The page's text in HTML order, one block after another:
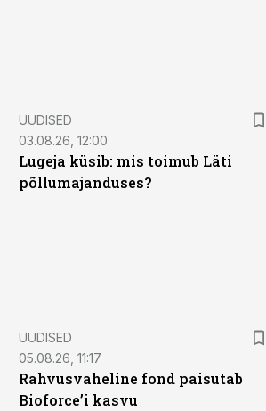
UUDISED
03.08.26, 12:00
Lugeja küsib: mis toimub Läti
põllumajanduses?
UUDISED
05.08.26, 11:17
Rahvusvaheline fond paisutab
Bioforce’i kasvu